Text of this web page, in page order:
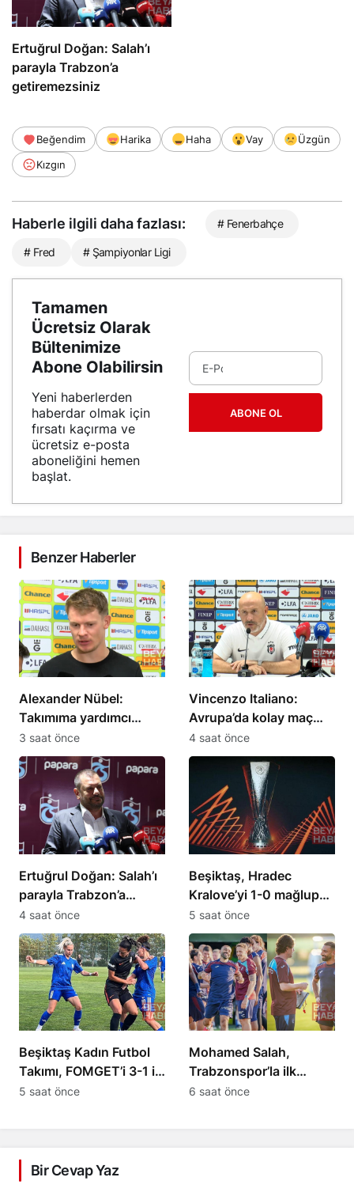
Ertuğrul Doğan: Salah’ı
parayla Trabzon’a
getiremezsiniz
Beğendim Harika Haha Vay
Üzgün
Kızgın
Haberle ilgili daha fazlası: # Fenerbahçe
# Fred # Şampiyonlar Ligi
Tamamen
Ücretsiz Olarak
Bültenimize
Abone Olabilirsin
Yeni haberlerden
haberdar olmak için
fırsatı kaçırma ve
ücretsiz e-posta
aboneliğini hemen
başlat.
ABONE OL
Benzer Haberler
Alexander Nübel:
Takımıma yardımcı
olmak için elimden
geleni yapacağım
3 saat önce
Vincenzo Italiano:
Avrupa’da kolay maç
olmadığını gördük
4 saat önce
Ertuğrul Doğan: Salah’ı
parayla Trabzon’a
getiremezsiniz
4 saat önce
Beşiktaş, Hradec
Kralove’yi 1-0 mağlup
etti
5 saat önce
Beşiktaş Kadın Futbol
Takımı, FOMGET’i 3-1 ile
geçti
5 saat önce
Mohamed Salah,
Trabzonspor’la ilk
antrenmanına çıktı
6 saat önce
Bir Cevap Yaz